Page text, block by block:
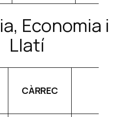
Economia i
Llatí
CÀRREC